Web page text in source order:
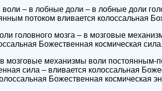
– в лобные доли – в лобные доли
потоком вливается колоссальная
головного мозга – в мозговые
Божественная космическая сила.
мозговые механизмы воли постоянным-
сила – вливается колоссальная
Божественная космическая